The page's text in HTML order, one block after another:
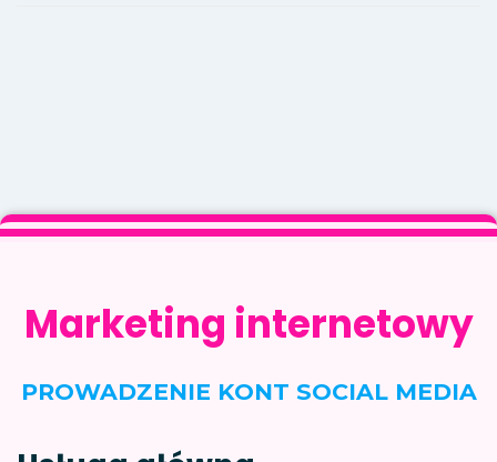
Marketing internetowy
PROWADZENIE KONT SOCIAL MEDIA